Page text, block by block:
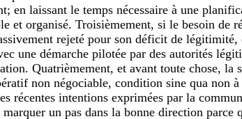
en laissant le temps nécessaire à une
et organisé. Troisièmement, si le besoin de
rejeté pour son déficit de légitimité,
une démarche pilotée par des autorités
Quatrièmement, et avant toute chose, la
non négociable, condition sine qua non
récentes intentions exprimées par la
un pas dans la bonne direction parce